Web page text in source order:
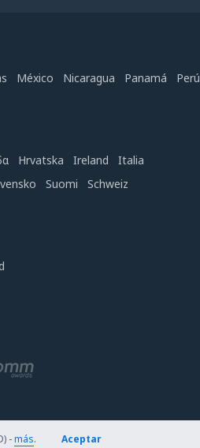
México Nicaragua Panamá
Perú
Hrvatska Ireland
Italia
Suomi
Schweiz
-más. Aceptar